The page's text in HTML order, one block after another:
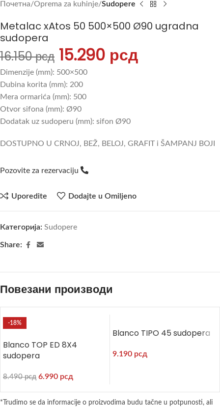
Почетна Oprema za kuhinje Sudopere
Metalac xAtos 50 500×500 Ø90 ugradna
sudopera
16.150рсд 15.290 рсд
Dimenzije (mm): 500×500
Dubina korita (mm): 200
Mera ormarića (mm): 500
Otvor sifona (mm): Ø90
Dodatak uz sudoperu (mm): sifon Ø90
DOSTUPNO U CRNOJ, BEŽ, BELOJ, GRAFIT i ŠAMPANJ BOJI
Pozovite za rezervaciju
Uporedite Dodajte u Omiljeno
Категорија: Sudopere
Share:
Повезани производи
-18%
Blanco TOP ED 8X4
sudopera
8.490рсд 6.990 рсд
Blanco TIPO 45 sudopera
9.190 рсд
*Trudimo se da informacije o proizvodima budu tačne u potpunosti, ali